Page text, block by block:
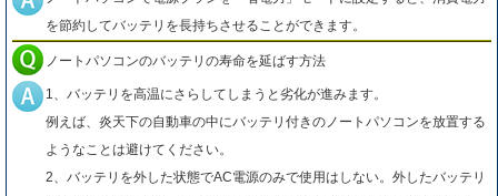
を節約してバッテリを長持ちさせることができます。
ノートパソコンのバッテリの寿命を延ばす方法
1、バッテリを高温にさらしてしまうと劣化が進みます。
例えば、炎天下の自動車の中にバッテリ付きのノートパソコンを放置する
ようなことは避けてください。
2、バッテリを外した状態でAC電源のみで使用はしない。外したバッテリ